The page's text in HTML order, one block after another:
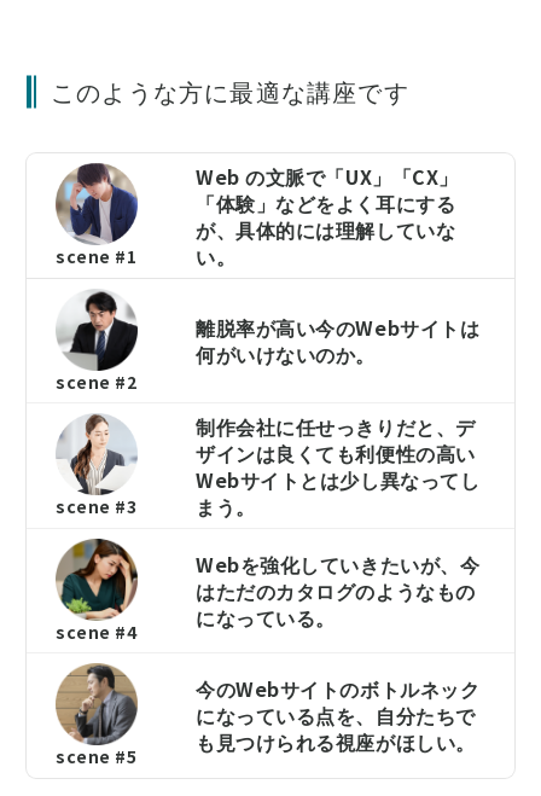
このような方に最適な講座です
scene #1
Web の文脈で「UX」「CX」
「体験」などをよく耳にする
が、具体的には理解していな
い。
scene #2
離脱率が高い今のWebサイトは
何がいけないのか。
scene #3
制作会社に任せっきりだと、デ
ザインは良くても利便性の高い
Webサイトとは少し異なってし
まう。
scene #4
Webを強化していきたいが、今
はただのカタログのようなもの
になっている。
scene #5
今のWebサイトのボトルネック
になっている点を、自分たちで
も見つけられる視座がほしい。